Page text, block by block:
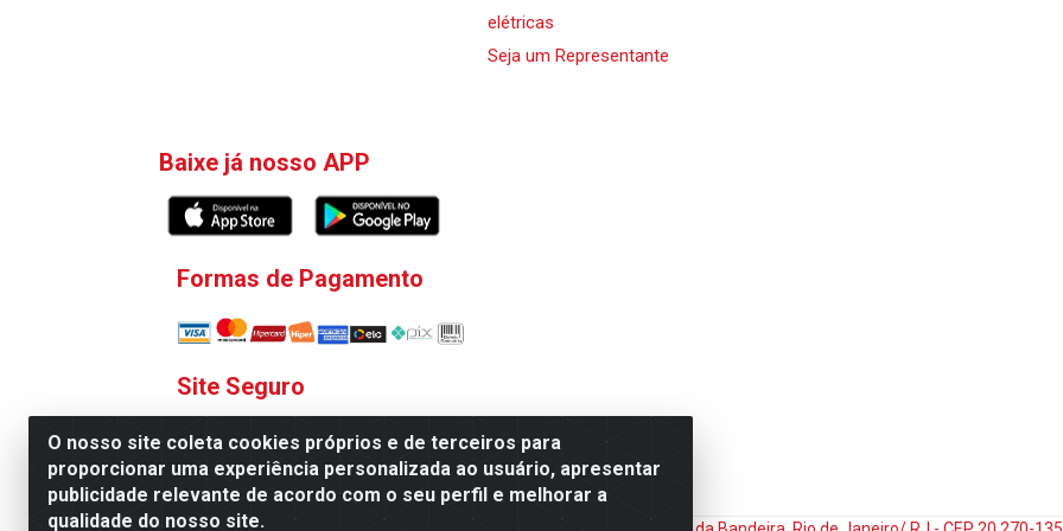
O nosso site coleta cookies próprios e de terceiros para
proporcionar uma experiência personalizada ao usuário, apresentar
publicidade relevante de acordo com o seu perfil e melhorar a
qualidade do nosso site.
elétricas
Seja um Representante
Baixe já nosso APP
Formas de Pagamento
Site Seguro